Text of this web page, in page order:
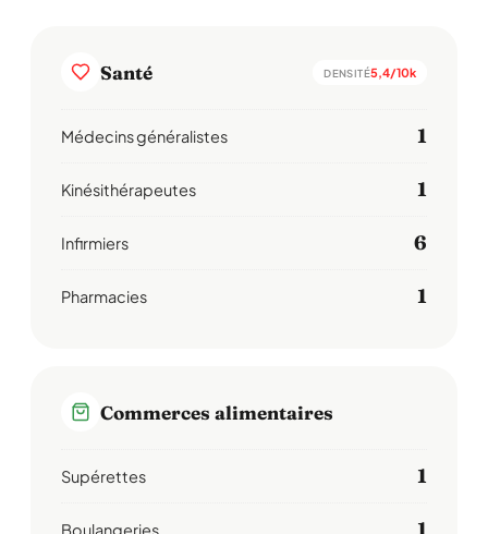
Santé DENSITÉ5,4/10k
Médecins généralistes 1
Kinésithérapeutes 1
Infirmiers 6
Pharmacies 1
Commerces alimentaires
Supérettes 1
Boulangeries